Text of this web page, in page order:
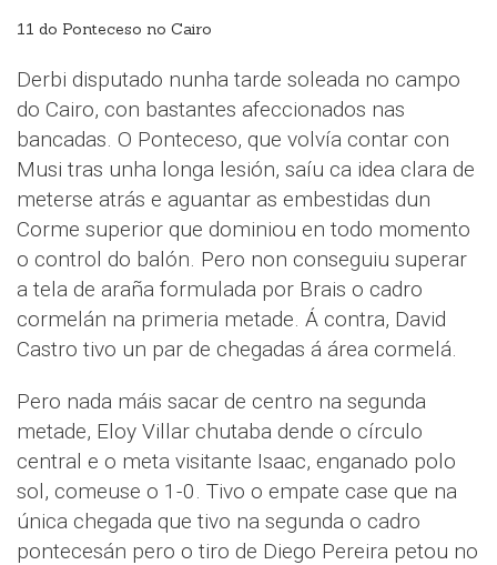
11 do Ponteceso no Cairo
Derbi disputado nunha tarde soleada no campo
do Cairo, con bastantes afeccionados nas
bancadas. O Ponteceso, que volvía contar con
Musi tras unha longa lesión, saíu ca idea clara de
meterse atrás e aguantar as embestidas dun
Corme superior que dominiou en todo momento
o control do balón. Pero non conseguiu superar
a tela de araña formulada por Brais o cadro
cormelán na primeria metade. Á contra, David
Castro tivo un par de chegadas á área cormelá.
Pero nada máis sacar de centro na segunda
metade, Eloy Villar chutaba dende o círculo
central e o meta visitante Isaac, enganado polo
sol, comeuse o 1-0. Tivo o empate case que na
única chegada que tivo na segunda o cadro
pontecesán pero o tiro de Diego Pereira petou no